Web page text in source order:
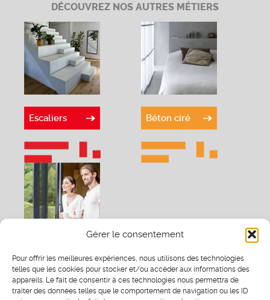
Gérer le consentement
Pour offrir les meilleures expériences, nous utilisons des technologies
telles que les cookies pour stocker et/ou accéder aux informations des
appareils. Le fait de consentir à ces technologies nous permettra de
traiter des données telles que le comportement de navigation ou les ID
DÉCOUVREZ NOS AUTRES MÉTIERS
Escaliers Béton ciré
Verres